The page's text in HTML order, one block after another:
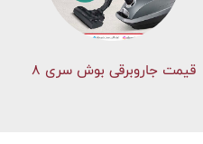
قیمت جاروبرقی بوش سری ۸